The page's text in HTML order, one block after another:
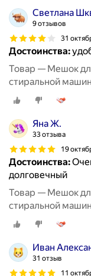
Светлана
9 отзывов
31
Достоинства:
Товар — Мешок
стиральной
Яна Ж.
33 отзыва
19
Достоинства:
долговечный
Товар — Мешок
стиральной
Иван
31 отзыв
11